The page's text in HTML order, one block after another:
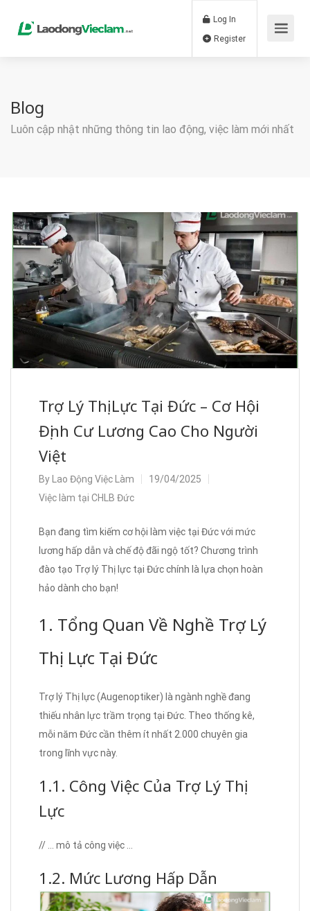
Log In
Blog
Luôn cập nhật những thông tin lao động, việc làm mới nhất
Trợ Lý Thị Lực Tại Đức – Cơ Hội
Định Cư Lương Cao Cho Người
Việt
By Lao Động Việc Làm
19/04/2025
Việc làm tại CHLB Đức
Bạn đang tìm kiếm cơ hội làm việc tại Đức với mức
lương hấp dẫn và chế độ đãi ngộ tốt? Chương trình
đào tạo Trợ lý Thị lực tại Đức chính là lựa chọn hoàn
hảo dành cho bạn!
1. Tổng Quan Về Nghề Trợ Lý
Thị Lực Tại Đức
Trợ lý Thị lực (Augenoptiker) là ngành nghề đang
thiếu nhân lực trầm trọng tại Đức. Theo thống kê,
mỗi năm Đức cần thêm ít nhất 2.000 chuyên gia
trong lĩnh vực này.
1.1. Công Việc Của Trợ Lý Thị
Lực
// … mô tả công việc …
1.2. Mức Lương Hấp Dẫn